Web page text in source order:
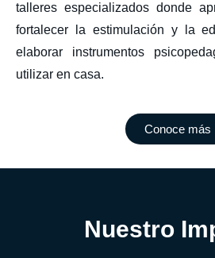
talleres especializados donde
fortalecer la estimulación y la
elaborar instrumentos
utilizar en casa.
Conoce más
Nuestro